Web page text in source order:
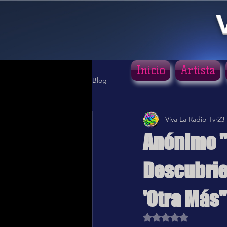
Blog
Anónimo
'Otra
Viva La Radio Tv 23
Obtuvo NaN de 5
Inicio Artista